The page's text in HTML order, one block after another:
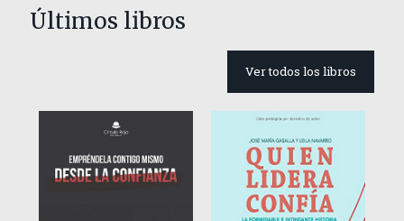
Últimos libros
Ver todos los libros